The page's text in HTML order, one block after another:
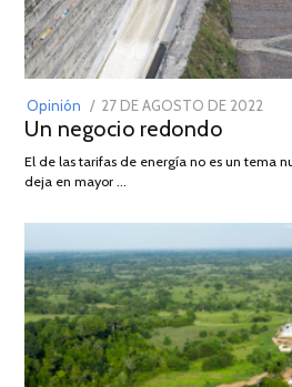
Opinión
POSTED
ON
27 DE AGOSTO DE 2022
DE
Un negocio redondo
El de las tarifas de energía no es un tema
deja en mayor …